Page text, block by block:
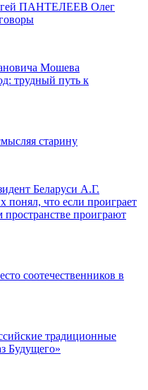
ПАНТЕЛЕЕВ Олег
Мошева
трудный путь к
старину
Беларуси А.Г.
что если проиграет
пространстве проиграют
соотечественников в
традиционные
Будущего»